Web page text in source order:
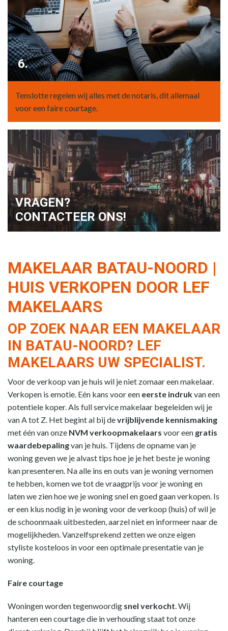
6.
Tenslotte regelen wij alles met de notaris, dit allemaal
voor een faire courtage.
VRAGEN?
CONTACTEER ONS!
MAKELAAR BATAU-NOORD |
HUIS VERKOPEN DOOR LEF
MAKELAARS
OP ZOEK NAAR EEN MAKELAAR
IN BATAU-NOORD? LEF
MAKELAARS UW SPECIALIST.
Voor de verkoop van je huis wil je niet zomaar een makelaar.
Verkopen is emotie. Eén kans voor een eerste indrukvan een
potentiele koper. Als full service makelaar begeleiden wij je
van A tot Z. Het begint al bij devrijblijvende kennismaking
met één van onze NVM verkoopmakelaars voor een gratis
waardebepalingvan je huis. Tijdens de opname van je
woning geven we je alvast tips hoe je je het beste je woning
kan presenteren. Na alle ins en outs van je woning vernomen
te hebben, komen we tot de vraagprijs voor je woning en
laten we zien hoe we je woning snel en goed gaan verkopen. Is
er een klus nodig in je woning voor de verkoop (huis) of wil je
de schoonmaak uitbesteden, aarzel niet en informeer naar de
mogelijkheden. Vanzelfsprekend zetten we onze eigen
styliste kosteloos in voor een optimale presentatie van je
woning.
Faire courtage
Woningen worden tegenwoordig snel verkocht. Wij
hanteren een courtage die in verhouding staat tot onze